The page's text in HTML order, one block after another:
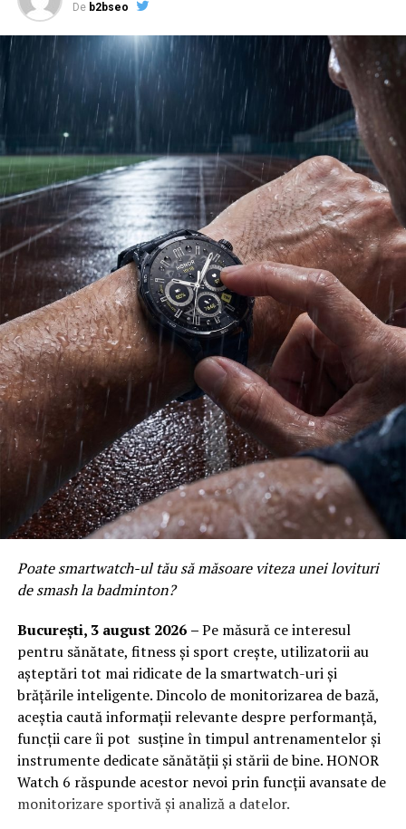
Biletul de acces
Fiecare participant trebuie sa prezinte propriul bilet la
intrare, in format digital sau tiparit. Daca vii impreuna
cu prietenii, asigura-te ca fiecare persoana are acces la
propriul bilet inainte de a ajunge la festival.
Ridica-ti bratarainainte de festival
Daca esti dintre cei mai bine pregatiti, poti ridica, intre 3
si 6 August, bratara din:
Orange Shop Victoriei (9:00 – 18:00)
Orange Shop Plaza (12:00 – 20:00)
Orange Shop Park Lake (12:00 – 20:00)
Incepand cu luni, 3.08, batarile pot fi comandate si prin
aplicatia WOLT.
Intre 3 si 6 august: 10:00 – 20:00
Vineri, 7 august: 10:00 – 13:00
Ridicarea bratarilor inainte de festival se poate face
exclusiv de catre detinatorii de abonamente sau invitatii
Accesul i n festival
Intrarea in festival se face, ca in fiecare an, din strada
Oltului.
Program acces:
Vineri: incepand cu ora 16:00
Sambata si duminica: incepand cu ora 14:00
Pentru o experienta cat mai relaxata, organizatorii
De b2bseo
Poate smartwatch-ul tăusă măsoare viteza unei lovituri
de smash la badminton?
București, 3 august 2026 –Pe măsură ce interesul
pentru sănătate, fitness și sport crește, utilizatorii au
așteptări tot mai ridicate de la smartwatch-uri și
brățările inteligente. Dincolo de monitorizarea de bază,
aceștia caută informații relevante despre performanță,
funcții care îi pot susține în timpul antrenamentelor și
instrumente dedicate sănătății și stării de bine. HONOR
Watch 6 răspunde acestor nevoi prin funcții avansate de
monitorizare sportivă și analiză a datelor.